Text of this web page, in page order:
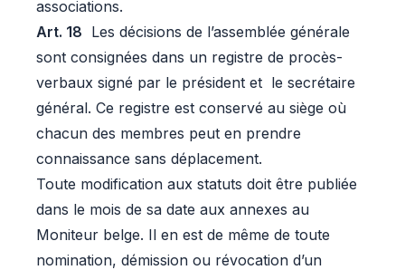
associations.
Art. 18 Les décisions de l’assemblée générale
sont consignées dans un registre de procès-
verbaux signé par le président et le secrétaire
général. Ce registre est conservé au siège où
chacun des membres peut en prendre
connaissance sans déplacement.
Toute modification aux statuts doit être publiée
dans le mois de sa date aux annexes au
Moniteur belge. Il en est de même de toute
nomination, démission ou révocation d’un